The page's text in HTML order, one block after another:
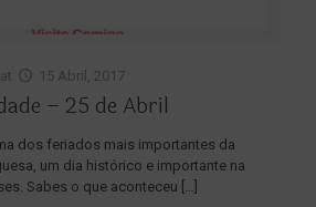
at 15 Abril, 2017
– 25 de Abril
dos feriados mais importantes da
um dia histórico e importante na
Sabes o que aconteceu […]